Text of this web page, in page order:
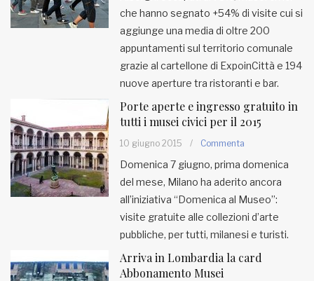
che hanno segnato +54% di visite cui si
aggiunge una media di oltre 200
appuntamenti sul territorio comunale
grazie al cartellone di ExpoinCittà e 194
nuove aperture tra ristoranti e bar.
Porte aperte e ingresso gratuito in
tutti i musei civici per il 2015
10 giugno 2015 / Commenta
Domenica 7 giugno, prima domenica
del mese, Milano ha aderito ancora
all’iniziativa “Domenica al Museo”:
visite gratuite alle collezioni d’arte
pubbliche, per tutti, milanesi e turisti.
Arriva in Lombardia la card
Abbonamento Musei